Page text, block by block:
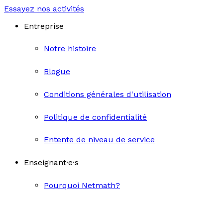
Essayez nos activités
Entreprise
Notre histoire
Blogue
Conditions générales d'utilisation
Politique de confidentialité
Entente de niveau de service
Enseignant·e·s
Pourquoi Netmath?